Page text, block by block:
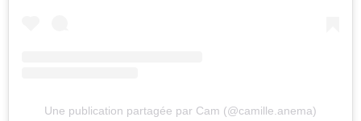
Une publication partagée par Cam (@camille.anema)